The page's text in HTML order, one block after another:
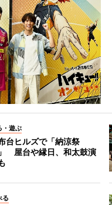
・遊ぶ
台ヒルズで「納涼祭
屋台や縁日、和太鼓演
る